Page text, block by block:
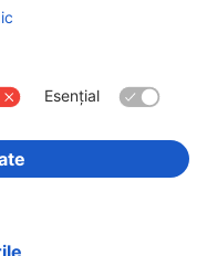
și securitate
de accesibilitate